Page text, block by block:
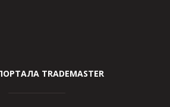
TRADEMASTER